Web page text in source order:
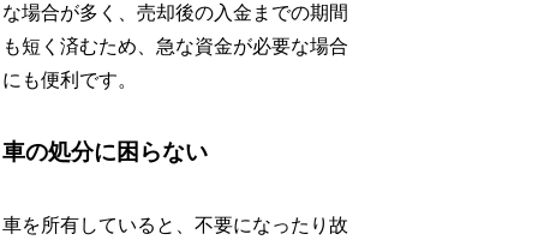
な場合が多く、売却後の入金までの期間
も短く済むため、急な資金が必要な場合
にも便利です。
車の処分に困らない
車を所有していると、不要になったり故